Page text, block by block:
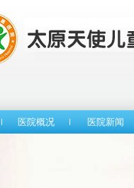
医院概况 医院新闻